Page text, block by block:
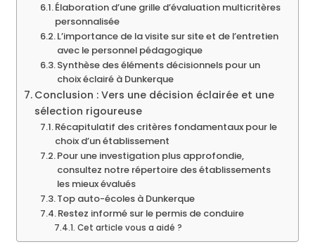
Élaboration d’une grille d’évaluation multicritères
personnalisée
L’importance de la visite sur site et de l’entretien
avec le personnel pédagogique
Synthèse des éléments décisionnels pour un
choix éclairé à Dunkerque
Conclusion : Vers une décision éclairée et une
sélection rigoureuse
Récapitulatif des critères fondamentaux pour le
choix d’un établissement
Pour une investigation plus approfondie,
consultez notre répertoire des établissements
les mieux évalués
Top auto-écoles à Dunkerque
Restez informé sur le permis de conduire
Cet article vous a aidé ?